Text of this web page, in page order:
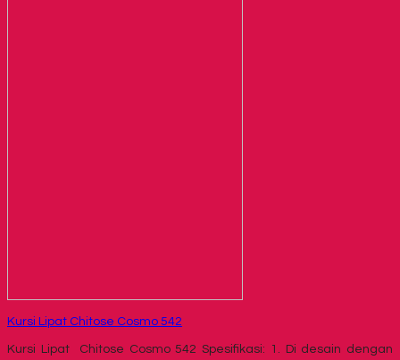
Kursi Lipat Chitose Cosmo 542
Kursi Lipat Chitose Cosmo 542 Spesifikasi: 1. Di desain dengan